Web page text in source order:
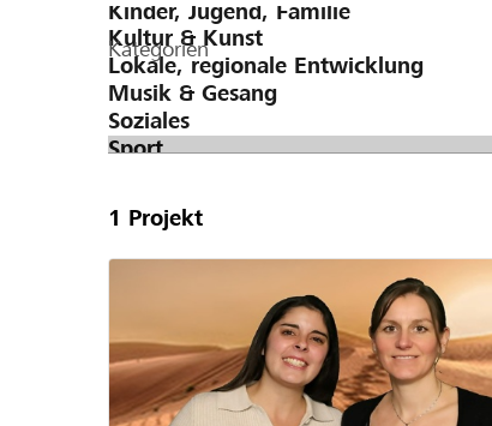
Kategorien
1 Projekt